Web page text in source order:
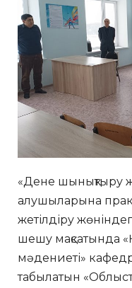
«Дене шынықтыру
алушыларына
жетілдіру
шешу мақсатында
мәдениеті»
табылатын